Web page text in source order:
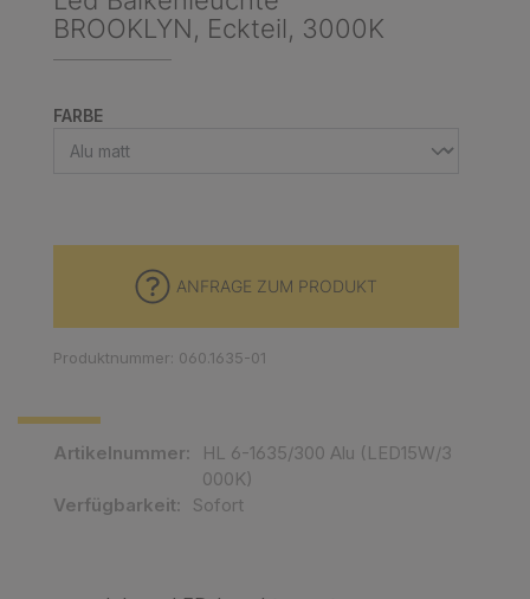
BROOKLYN, Eckteil, 3000K
FARBEAUSWÄHLEN
Artikelnummer:
HL 6-1635/300 Alu (LED15W/3
000K)
Verfügbarkeit:
Sofort
ANFRAGE ZUM PRODUKT
Produktnummer: 060.1635-01